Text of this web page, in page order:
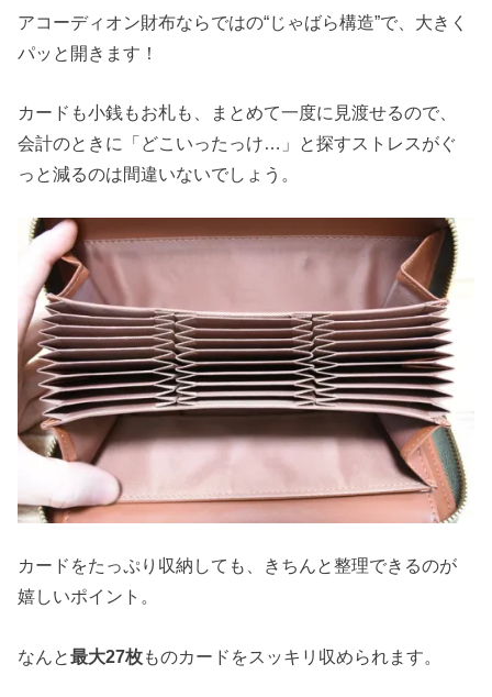
アコーディオン財布ならではの“じゃばら構造”で、大きく
パッと開きます！
カードも小銭もお札も、まとめて一度に見渡せるので、
会計のときに「どこいったっけ…」と探すストレスがぐ
っと減るのは間違いないでしょう。
カードをたっぷり収納しても、きちんと整理できるのが
嬉しいポイント。
なんと最大27枚ものカードをスッキリ収められます。